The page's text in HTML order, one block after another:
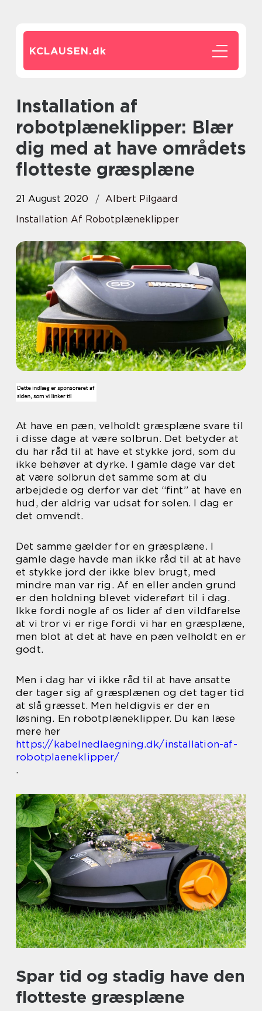
KCLAUSEN.dk
Installation af
robotplæneklipper: Blær
dig med at have områdets
flotteste græsplæne
21 August 2020
Albert Pilgaard
Installation Af Robotplæneklipper
At have en pæn, velholdt græsplæne svare til
i disse dage at være solbrun. Det betyder at
du har råd til at have et stykke jord, som du
ikke behøver at dyrke. I gamle dage var det
at være solbrun det samme som at du
arbejdede og derfor var det “fint” at have en
hud, der aldrig var udsat for solen. I dag er
det omvendt.
Det samme gælder for en græsplæne. I
gamle dage havde man ikke råd til at at have
et stykke jord der ikke blev brugt, med
mindre man var rig. Af en eller anden grund
er den holdning blevet videreført til i dag.
Ikke fordi nogle af os lider af den vildfarelse
at vi tror vi er rige fordi vi har en græsplæne,
men blot at det at have en pæn velholdt en er
godt.
Men i dag har vi ikke råd til at have ansatte
der tager sig af græsplænen og det tager tid
at slå græsset. Men heldigvis er der en
løsning. En robotplæneklipper. Du kan læse
mere her
https://kabelnedlaegning.dk/installation-af-
robotplaeneklipper/
.
Spar tid og stadig have den
flotteste græsplæne